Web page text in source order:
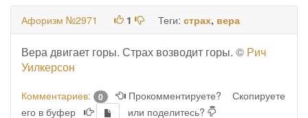
Афоризм №2971 1 Теги: страх, вера
Вера двигает горы. Страх возводит горы. © Рич
Уилкерсон
Комментариев: 0 Прокомментируете?
Скопируете
его в буфер
или поделитесь?